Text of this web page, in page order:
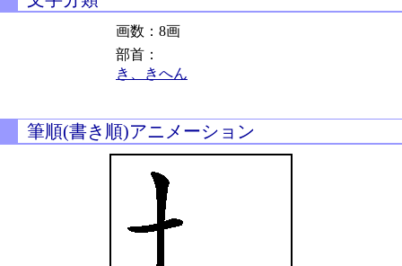
画数：8画
部首：
き、きへん
筆順(書き順)アニメーション